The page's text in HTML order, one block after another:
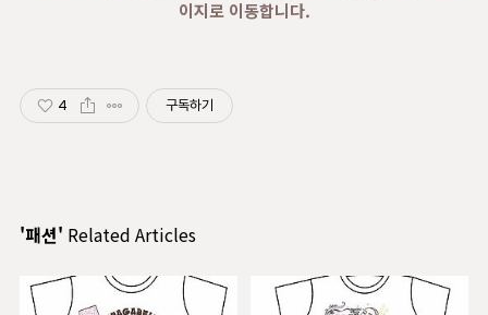
이지로 이동합니다.
4 구독하기
'패션' Related Articles